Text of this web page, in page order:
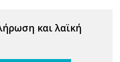
και λαϊκή